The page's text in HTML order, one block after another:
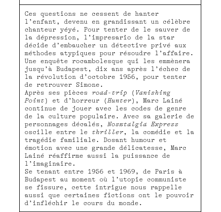
Ces questions ne cessent de hanter
l’enfant, devenu en grandissant un célèbre
chanteur yéyé. Pour tenter de le sauver de
la dépression, l’impresario de la star
décide d’embaucher un détective privé aux
méthodes atypiques pour résoudre l’affaire.
Une enquête rocambolesque qui les emmènera
jusqu’à Budapest, dix ans après l’échec de
la révolution d’octobre 1956, pour tenter
de retrouver Simone.
Après ses pièces road-trip ( Vanishing
Point) et d’horreur (Hunter), Marc Lainé
continue de jouer avec les codes de genre
de la culture populaire. Avec sa galerie de
personnages décalés,Nosztalgia Express
oscille entre le thriller, la comédie et la
tragédie familiale. Dosant humour et
émotion avec une grande délicatesse, Marc
Lainé réaffirme aussi la puissance de
l’imaginaire.
Se tenant entre 1956 et 1969, de Paris à
Budapest au moment où l’utopie communiste
se ﬁssure, cette intrigue nous rappelle
aussi que certaines ﬁctions ont le pouvoir
d’inﬂéchir le cours du monde.